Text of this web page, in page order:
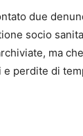
due
socio
ma
perdite di